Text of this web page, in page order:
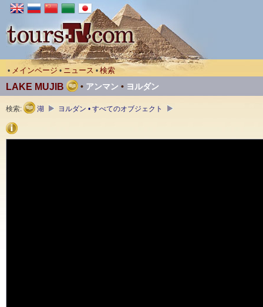
• メインページ • ニュース • 検索
LAKE MUJIB • アンマン • ヨルダン
検索: 湖 ヨルダン • すべてのオブジェクト